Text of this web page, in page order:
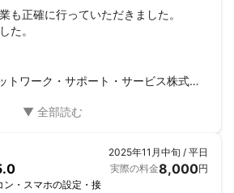
も正確に行っていただきました。
た。
ネットワーク・サポート・サービス株式会社
ン・スマホの設定・接
2025年11月中旬 / 平日
実際の料金8,000円